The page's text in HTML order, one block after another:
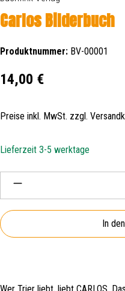
Carlos Bilderbuch
Produktnummer: BV-00001
Regulärer Preis:
14,00 €
Preise inkl. MwSt. zzgl.
Lieferzeit 3-5 werktage
Produkt Anzahl: Gib
In